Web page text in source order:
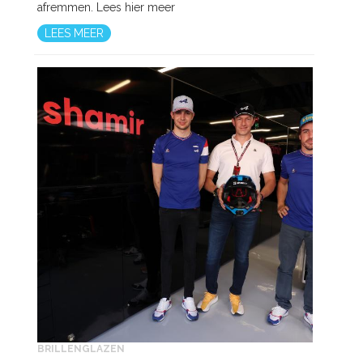
afremmen. Lees hier meer
LEES MEER
BRILLENGLAZEN